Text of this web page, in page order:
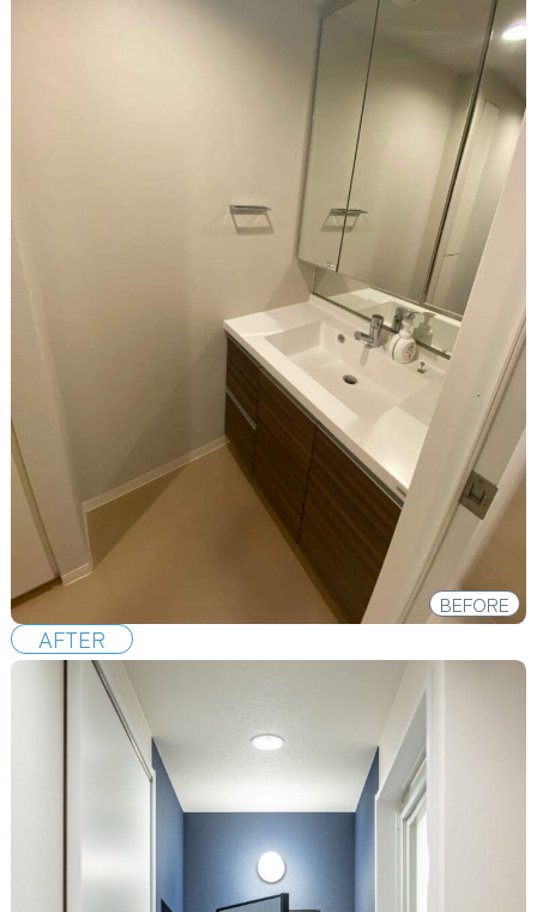
BEFORE
AFTER